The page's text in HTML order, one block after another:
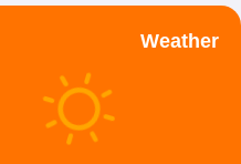
Weather